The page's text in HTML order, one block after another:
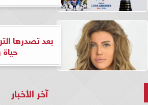
بعد تصدرها
آخر الأخبار